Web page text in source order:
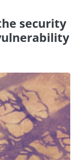
security